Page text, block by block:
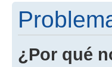
¿Por qué